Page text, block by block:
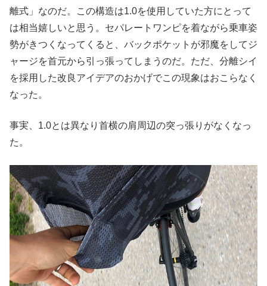
離式」なのだ。この構造は1.0を使用していた方にとって
は相当嬉しいと思う。セパレートワンピを着ながら乗車姿
勢がきつくなってくると、バックポケットが邪魔をしてジ
ャージを首元から引っ張ってしまうのだ。ただ、分離シイ
を採用した改良アイデアのおかげでこの現象はおこらなく
なった。
事実、1.0とは異なり首横の肩周辺の突っ張りがなくなっ
た。